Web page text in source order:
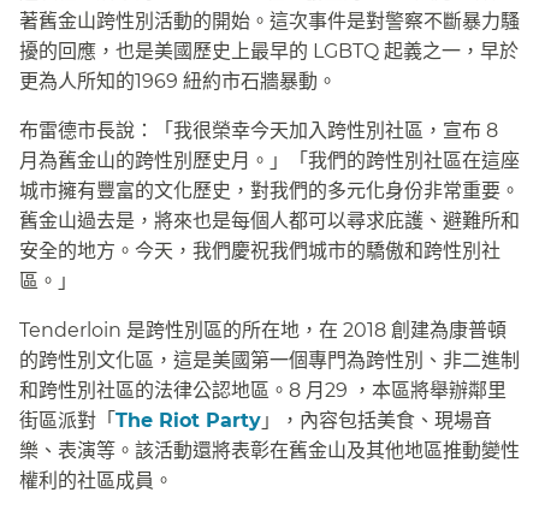
著舊金山跨性別活動的開始。這次事件是對警察不斷暴力騷
擾的回應，也是美國歷史上最早的 LGBTQ 起義之一，早於
更為人所知的1969 紐約市石牆暴動。​​
布雷德市長說：「我很榮幸今天加入跨性別社區，宣布 8
月為舊金山的跨性別歷史月。」「我們的跨性別社區在這座
城市擁有豐富的文化歷史，對我們的多元化身份非常重要。
舊金山過去是，將來也是每個人都可以尋求庇護、避難所和
安全的地方。今天，我們慶祝我們城市的驕傲和跨性別社
區。」​​
Tenderloin 是跨性別區的所在地，在 2018 創建為康普頓
的跨性別文化區，這是美國第一個專門為跨性別、非二進制
和跨性別社區的法律公認地區。8 月29 ，本區將舉辦鄰里
街區派對「 The Riot Party 」，內容包括美食、現場音
樂、表演等。該活動還將表彰在舊金山及其他地區推動變性
權利的社區成員。​​